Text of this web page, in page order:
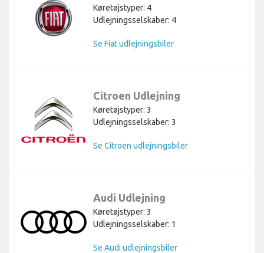
Køretøjstyper: 4
Udlejningsselskaber: 4
Se Fiat udlejningsbiler
Citroen Udlejning
Køretøjstyper: 3
Udlejningsselskaber: 3
Se Citroen udlejningsbiler
Audi Udlejning
Køretøjstyper: 3
Udlejningsselskaber: 1
Se Audi udlejningsbiler